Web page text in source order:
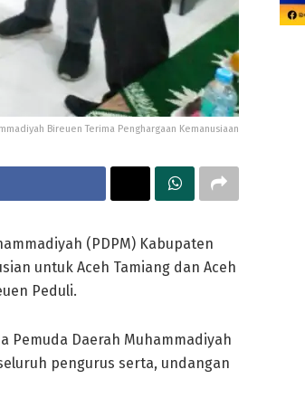
Bireuen Terima Penghargaan Kemanusiaan
(PDPM) Kabupaten
untuk Aceh Tamiang dan Aceh
Peduli.
Daerah Muhammadiyah
pengurus serta, undangan